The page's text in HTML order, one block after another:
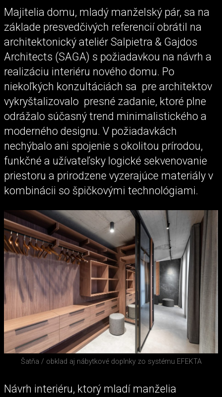
Majitelia domu, mladý manželský pár, sa na
základe presvedčivých referencií obrátil na
architektonický ateliér Salpietra & Gajdos
Architects (SAGA) s požiadavkou na návrh a
realizáciu interiéru nového domu. Po
niekoľkých konzultáciách sa pre architektov
vykryštalizovalo presné zadanie, ktoré plne
odrážalo súčasný trend minimalistického a
moderného designu. V požiadavkách
nechýbalo ani spojenie s okolitou prírodou,
funkčné a užívateľsky logické sekvenovanie
priestoru a prirodzene vyzerajúce materiály v
kombinácii so špičkovými technológiami.
Šatňa / obklad aj nábytkové doplnky zo systému EFEKTA
Návrh interiéru, ktorý mladí manželia